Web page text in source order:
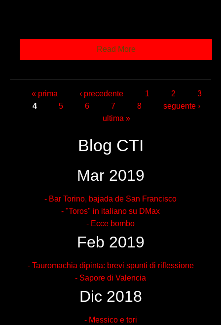
Read More
Pagine
« prima ‹ precedente 1 2
3
4
5 6 7 8
seguente ›
ultima »
Blog CTI
Mar 2019
- Bar Torino, bajada de San Francisco
- "Toros" in italiano su DMax
- Ecce bombo
Feb 2019
- Tauromachia dipinta: brevi spunti di riflessione
- Sapore di Valencia
Dic 2018
- Messico e tori